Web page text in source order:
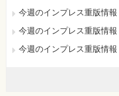
今週のインプレス重版情報
今週のインプレス重版情報
今週のインプレス重版情報